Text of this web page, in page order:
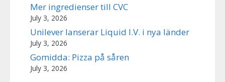
Mer ingredienser till CVC
July 3, 2026
Unilever lanserar Liquid I.V. i nya länder
July 3, 2026
Gomidda: Pizza på såren
July 3, 2026